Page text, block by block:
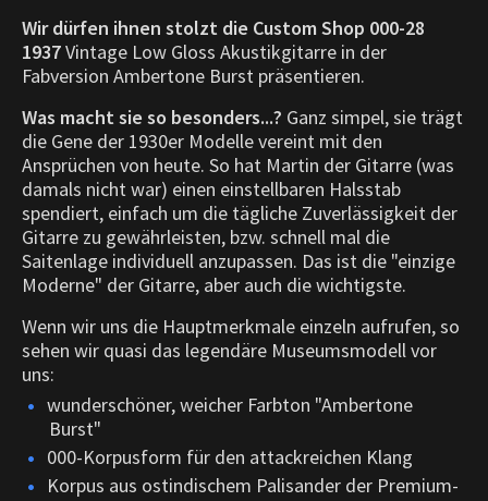
Wir dürfen ihnen stolzt die Custom Shop 000-28
1937Vintage Low Gloss Akustikgitarre in der
Fabversion Ambertone Burst präsentieren.
Was macht sie so besonders...? Ganz simpel, sie trägt
die Gene der 1930er Modelle vereint mit den
Ansprüchen von heute. So hat Martin der Gitarre (was
damals nicht war) einen einstellbaren Halsstab
spendiert, einfach um die tägliche Zuverlässigkeit der
Gitarre zu gewährleisten, bzw. schnell mal die
Saitenlage individuell anzupassen. Das ist die "einzige
Moderne" der Gitarre, aber auch die wichtigste.
Wenn wir uns die Hauptmerkmale einzeln aufrufen, so
sehen wir quasi das legendäre Museumsmodell vor
uns:
wunderschöner, weicher Farbton "Ambertone
Burst"
000-Korpusform für den attackreichen Klang
Korpus aus ostindischem Palisander der Premium-